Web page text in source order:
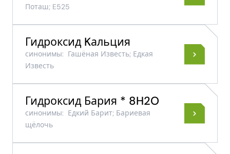
Поташ; E525
Гидроксид Kальция
синонимы: Гашёная Известь; Едкая
Известь
Гидроксид Бария * 8H2O
синонимы: Едкий Барит; Бариевая
щёлочь